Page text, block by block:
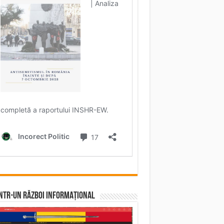
un RĂZBOI INFORMAȚIONAL